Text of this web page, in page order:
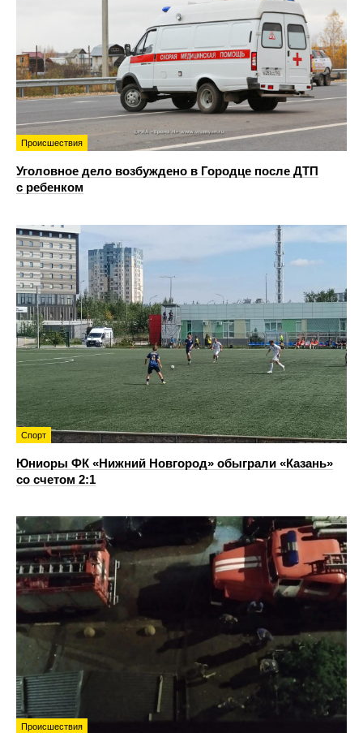
Происшествия
Уголовное дело возбуждено в Городце после ДТП
с ребенком
Спорт
Юниоры ФК «Нижний Новгород» обыграли «Казань»
со счетом 2:1
Происшествия